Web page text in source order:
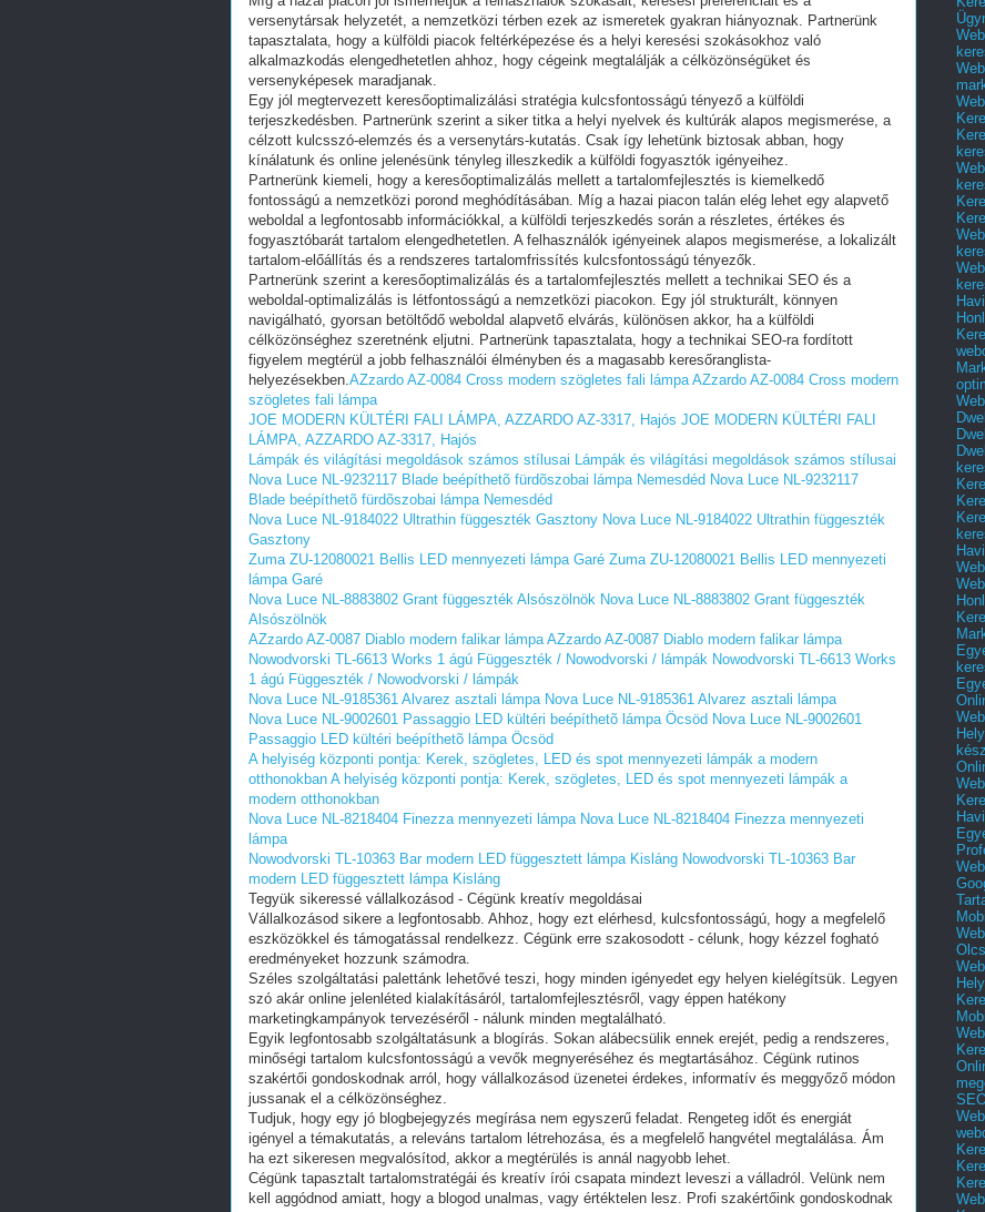
versenytársak helyzetét, a nemzetközi térben ezek az ismeretek gyakran hiányoznak. Partnerünk
tapasztalata, hogy a külföldi piacok feltérképezése és a helyi keresési szokásokhoz való
alkalmazkodás elengedhetetlen ahhoz, hogy cégeink megtalálják a célközönségüket és
versenyképesek maradjanak.
Egy jól megtervezett keresőoptimalizálási stratégia kulcsfontosságú tényező a külföldi
terjeszkedésben. Partnerünk szerint a siker titka a helyi nyelvek és kultúrák alapos megismerése, a
célzott kulcsszó-elemzés és a versenytárs-kutatás. Csak így lehetünk biztosak abban, hogy
kínálatunk és online jelenésünk tényleg illeszkedik a külföldi fogyasztók igényeihez.
Partnerünk kiemeli, hogy a keresőoptimalizálás mellett a tartalomfejlesztés is kiemelkedő
fontosságú a nemzetközi porond meghódításában. Míg a hazai piacon talán elég lehet egy alapvető
weboldal a legfontosabb információkkal, a külföldi terjeszkedés során a részletes, értékes és
fogyasztóbarát tartalom elengedhetetlen. A felhasználók igényeinek alapos megismerése, a lokalizált
tartalom-előállítás és a rendszeres tartalomfrissítés kulcsfontosságú tényezők.
Partnerünk szerint a keresőoptimalizálás és a tartalomfejlesztés mellett a technikai SEO és a
weboldal-optimalizálás is létfontosságú a nemzetközi piacokon. Egy jól strukturált, könnyen
navigálható, gyorsan betöltődő weboldal alapvető elvárás, különösen akkor, ha a külföldi
célközönséghez szeretnénk eljutni. Partnerünk tapasztalata, hogy a technikai SEO-ra fordított
figyelem megtérül a jobb felhasználói élményben és a magasabb keresőranglista-
helyezésekben.AZzardo AZ-0084 Cross modern szögletes fali lámpa AZzardo AZ-0084 Cross modern
szögletes fali lámpa
JOE MODERN KÜLTÉRI FALI LÁMPA, AZZARDO AZ-3317, Hajós JOE MODERN KÜLTÉRI FALI
LÁMPA, AZZARDO AZ-3317, Hajós
Lámpák és világítási megoldások számos stílusai Lámpák és világítási megoldások számos stílusai
Nova Luce NL-9232117 Blade beépíthetõ fürdõszobai lámpa Nemesdéd Nova Luce NL-9232117
Blade beépíthetõ fürdõszobai lámpa Nemesdéd
Nova Luce NL-9184022 Ultrathin függeszték Gasztony Nova Luce NL-9184022 Ultrathin függeszték
Gasztony
Zuma ZU-12080021 Bellis LED mennyezeti lámpa Garé Zuma ZU-12080021 Bellis LED mennyezeti
lámpa Garé
Nova Luce NL-8883802 Grant függeszték Alsószölnök Nova Luce NL-8883802 Grant függeszték
Alsószölnök
AZzardo AZ-0087 Diablo modern falikar lámpa AZzardo AZ-0087 Diablo modern falikar lámpa
Nowodvorski TL-6613 Works 1 ágú Függeszték / Nowodvorski / lámpák Nowodvorski TL-6613 Works
1 ágú Függeszték / Nowodvorski / lámpák
Nova Luce NL-9185361 Alvarez asztali lámpa Nova Luce NL-9185361 Alvarez asztali lámpa
Nova Luce NL-9002601 Passaggio LED kültéri beépíthetõ lámpa Öcsöd Nova Luce NL-9002601
Passaggio LED kültéri beépíthetõ lámpa Öcsöd
A helyiség központi pontja: Kerek, szögletes, LED és spot mennyezeti lámpák a modern
otthonokban A helyiség központi pontja: Kerek, szögletes, LED és spot mennyezeti lámpák a
modern otthonokban
Nova Luce NL-8218404 Finezza mennyezeti lámpa Nova Luce NL-8218404 Finezza mennyezeti
lámpa
Nowodvorski TL-10363 Bar modern LED függesztett lámpa Kisláng Nowodvorski TL-10363 Bar
modern LED függesztett lámpa Kisláng
Tegyük sikeressé vállalkozásod - Cégünk kreatív megoldásai
Vállalkozásod sikere a legfontosabb. Ahhoz, hogy ezt elérhesd, kulcsfontosságú, hogy a megfelelő
eszközökkel és támogatással rendelkezz. Cégünk erre szakosodott - célunk, hogy kézzel fogható
eredményeket hozzunk számodra.
Széles szolgáltatási palettánk lehetővé teszi, hogy minden igényedet egy helyen kielégítsük. Legyen
szó akár online jelenléted kialakításáról, tartalomfejlesztésről, vagy éppen hatékony
marketingkampányok tervezéséről - nálunk minden megtalálható.
Egyik legfontosabb szolgáltatásunk a blogírás. Sokan alábecsülik ennek erejét, pedig a rendszeres,
minőségi tartalom kulcsfontosságú a vevők megnyeréséhez és megtartásához. Cégünk rutinos
szakértői gondoskodnak arról, hogy vállalkozásod üzenetei érdekes, informatív és meggyőző módon
jussanak el a célközönséghez.
Tudjuk, hogy egy jó blogbejegyzés megírása nem egyszerű feladat. Rengeteg időt és energiát
igényel a témakutatás, a releváns tartalom létrehozása, és a megfelelő hangvétel megtalálása. Ám
ha ezt sikeresen megvalósítod, akkor a megtérülés is annál nagyobb lehet.
Cégünk tapasztalt tartalomstratégái és kreatív írói csapata mindezt leveszi a válladról. Velünk nem
kell aggódnod amiatt, hogy a blogod unalmas, vagy értéktelen lesz. Profi szakértőink gondoskodnak